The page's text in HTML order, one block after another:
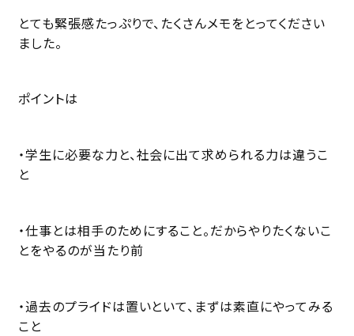
とても緊張感たっぷりで、たくさんメモをとってください
ました。
ポイントは
・学生に必要な力と、社会に出て求められる力は違うこ
と
・仕事とは相手のためにすること。だからやりたくないこ
とをやるのが当たり前
・過去のプライドは置いといて、まずは素直にやってみる
こと